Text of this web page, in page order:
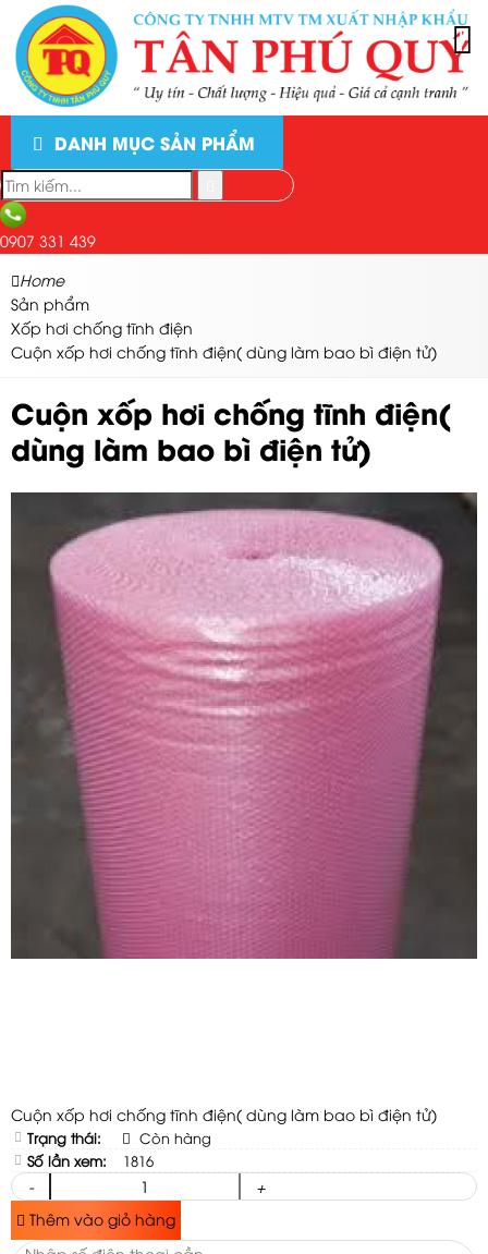
DANH MỤC SẢN PHẨM
0907 331 439
Home
Sản phẩm
Xốp hơi chống tĩnh điện
Cuộn xốp hơi chống tĩnh điện( dùng làm bao bì điện tử)
Cuộn xốp hơi chống tĩnh điện(
dùng làm bao bì điện tử)
Cuộn xốp hơi chống tĩnh điện( dùng làm bao bì điện tử)
Trạng thái:
Còn hàng
Số lần xem:
1816
-
+
Thêm vào giỏ hàng